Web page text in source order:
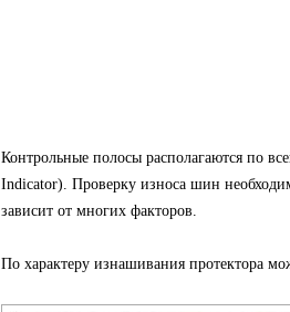
Контрольные полосы располагаются по
Indicator). Проверку износа шин
зависит от многих факторов.
По характеру изнашивания протектора